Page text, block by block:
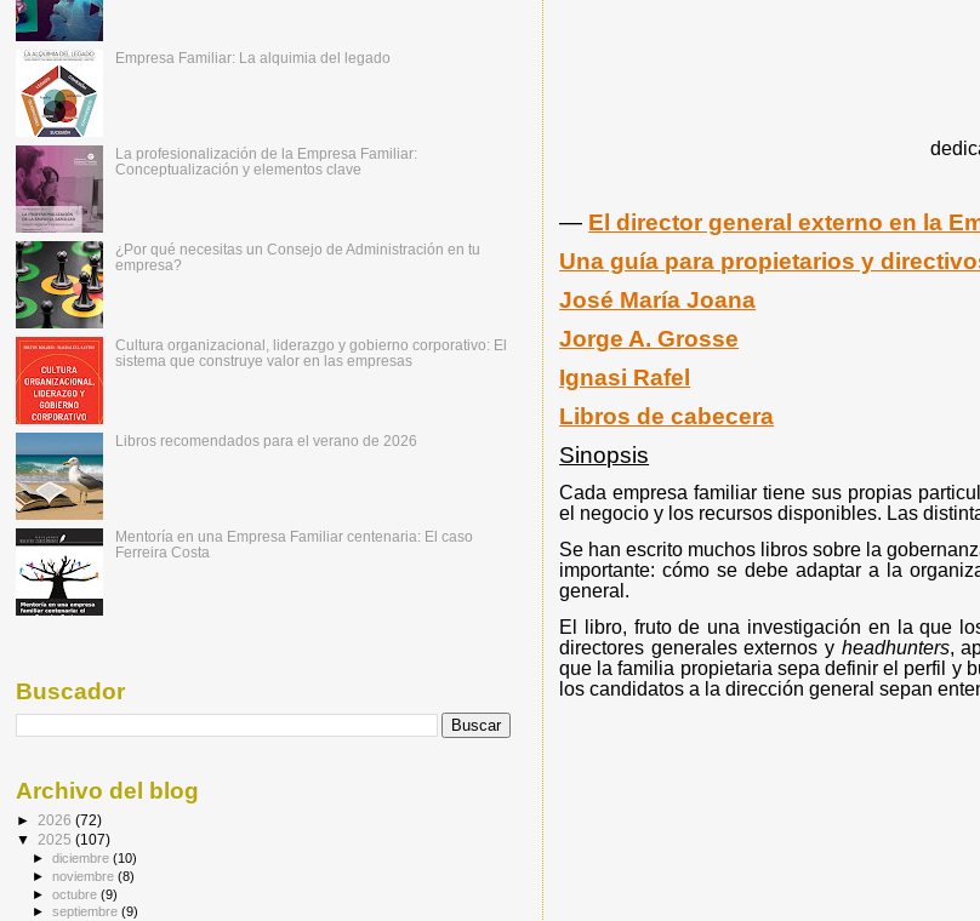
― El director general externo en la
Una guía para propietarios y
José María Joana
Jorge A. Grosse
Ignasi Rafel
Libros de cabecera
Sinopsis
Cada empresa familiar tiene sus propias
el negocio y los recursos disponibles. Las
Se han escrito muchos libros sobre la
importante: cómo se debe adaptar a la
general.
El libro, fruto de una investigación en la que
directores generales externos y headhunters,
que la familia propietaria sepa definir el perfil y
los candidatos a la dirección general sepan
Empresa Familiar: La alquimia del legado
La profesionalización de la Empresa Familiar:
Conceptualización y elementos clave
¿Por qué necesitas un Consejo de Administración en tu
empresa?
Cultura organizacional, liderazgo y gobierno corporativo: El
sistema que construye valor en las empresas
Libros recomendados para el verano de 2026
Mentoría en una Empresa Familiar centenaria: El caso
Ferreira Costa
Buscador
Archivo del blog
► 2026 (72)
▼ 2025 (107)
►diciembre(10)
► noviembre(8)
►octubre(9)
►septiembre(9)